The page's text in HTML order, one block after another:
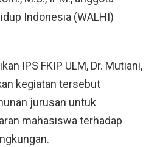
Indonesia (WALHI)
IPS FKIP ULM, Dr. Mutiani,
kegiatan tersebut
jurusan untuk
mahasiswa terhadap